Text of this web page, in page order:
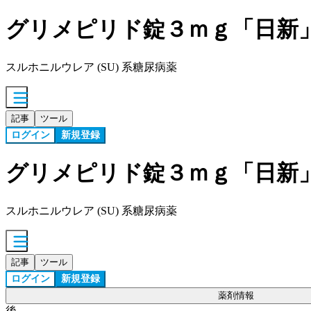
グリメピリド錠３ｍｇ「日新
スルホニルウレア (SU) 系糖尿病薬
記事 ツール
ログイン 新規登録
グリメピリド錠３ｍｇ「日新
スルホニルウレア (SU) 系糖尿病薬
記事 ツール
ログイン 新規登録
薬剤情報